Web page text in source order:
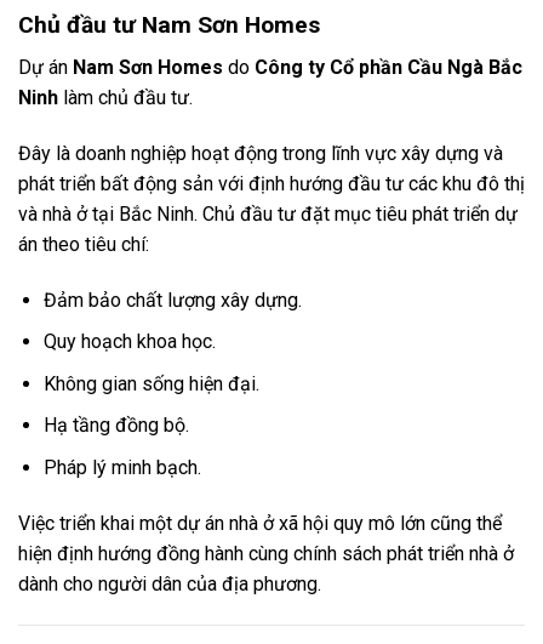
Chủ đầu tư Nam Sơn Homes
Dự án Nam Sơn Homes do Công ty Cổ phần Cầu Ngà Bắc
Ninh làm chủ đầu tư.
Đây là doanh nghiệp hoạt động trong lĩnh vực xây dựng và
phát triển bất động sản với định hướng đầu tư các khu đô thị
và nhà ở tại Bắc Ninh. Chủ đầu tư đặt mục tiêu phát triển dự
án theo tiêu chí:
Đảm bảo chất lượng xây dựng.
Quy hoạch khoa học.
Không gian sống hiện đại.
Hạ tầng đồng bộ.
Pháp lý minh bạch.
Việc triển khai một dự án nhà ở xã hội quy mô lớn cũng thể
hiện định hướng đồng hành cùng chính sách phát triển nhà ở
dành cho người dân của địa phương.